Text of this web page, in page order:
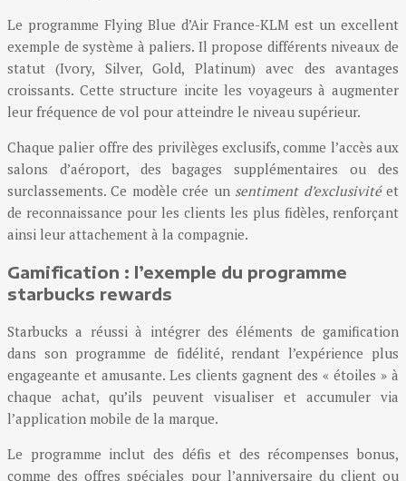
Le programme Flying Blue d’Air France-KLM est un excellent
exemple de système à paliers. Il propose différents niveaux de
statut (Ivory, Silver, Gold, Platinum) avec des avantages
croissants. Cette structure incite les voyageurs à augmenter
leur fréquence de vol pour atteindre le niveau supérieur.
Chaque palier offre des privilèges exclusifs, comme l’accès aux
salons d’aéroport, des bagages supplémentaires ou des
surclassements. Ce modèle crée un sentiment d’exclusivitéet
de reconnaissance pour les clients les plus fidèles, renforçant
ainsi leur attachement à la compagnie.
Gamification : l’exemple du programme
starbucks rewards
Starbucks a réussi à intégrer des éléments de gamification
dans son programme de fidélité, rendant l’expérience plus
engageante et amusante. Les clients gagnent des « étoiles » à
chaque achat, qu’ils peuvent visualiser et accumuler via
l’application mobile de la marque.
Le programme inclut des défis et des récompenses bonus,
comme des offres spéciales pour l’anniversaire du client ou